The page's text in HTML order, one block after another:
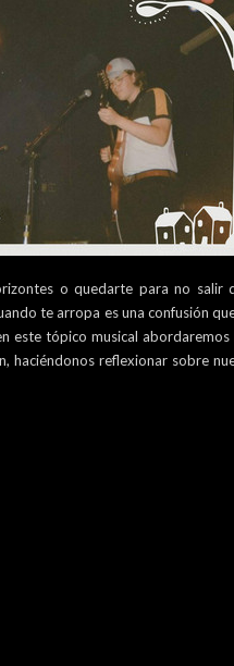
o quedarte para no
te arropa es una confusión
este tópico musical
haciéndonos reflexionar sobre